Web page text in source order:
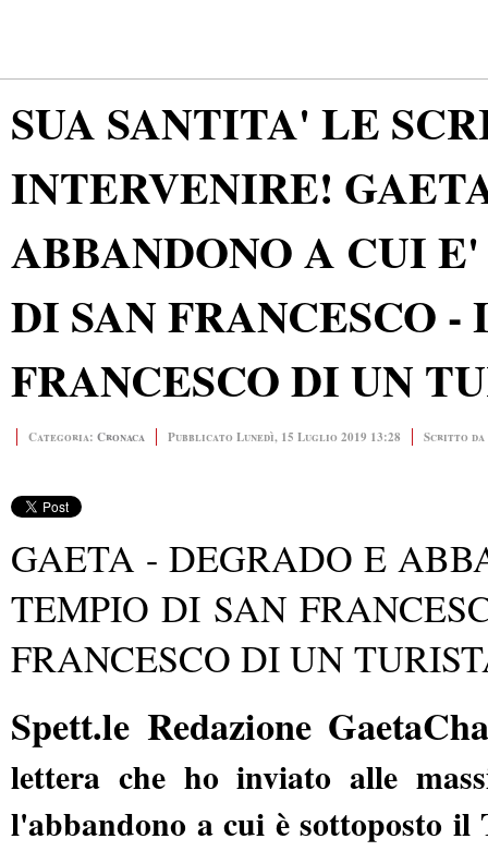
SUA SANTITA' LE
INTERVENIRE!
ABBANDONO A CUI
DI SAN FRANCESCO
FRANCESCO DI UN
Categoria: Cronaca Pubblicato Lunedì, 15 Luglio 2019 13:28 Scritto da
GAETA - DEGRADO E
TEMPIO DI SAN
FRANCESCO DI UN
Spett.le Redazione
lettera che ho inviato alle
l'abbandono a cui è sottoposto